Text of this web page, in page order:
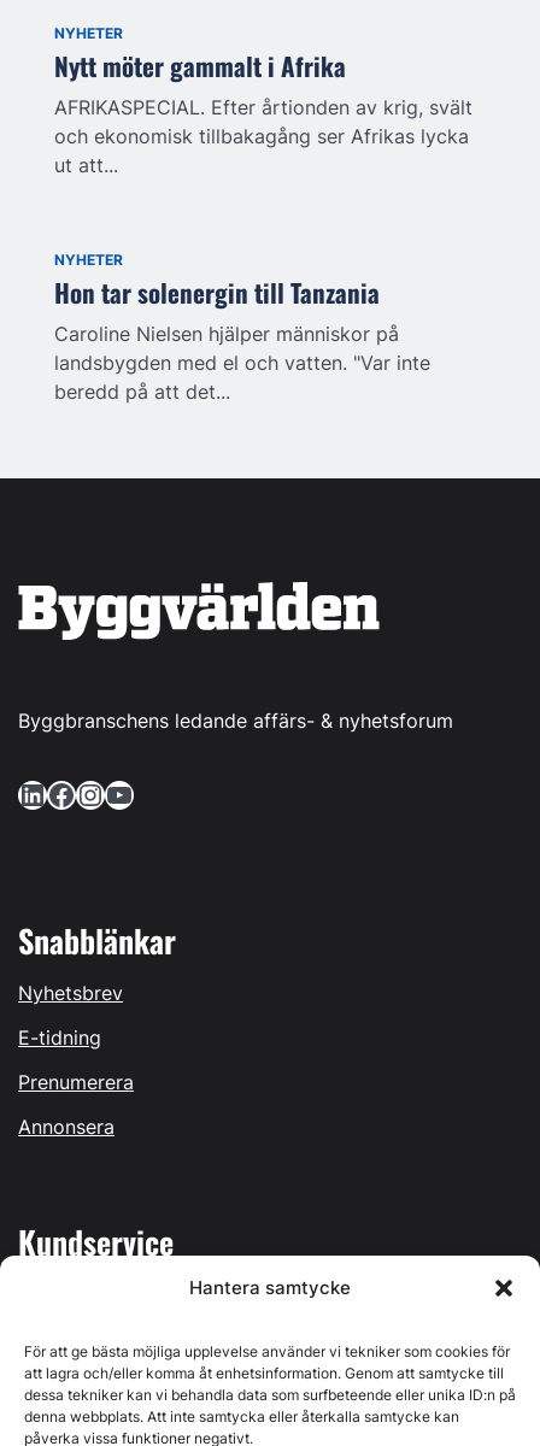
Hantera samtycke
För att ge bästa möjliga upplevelse använder vi tekniker som cookies för
att lagra och/eller komma åt enhetsinformation. Genom att samtycke till
dessa tekniker kan vi behandla data som surfbeteende eller unika ID:n på
denna webbplats. Att inte samtycka eller återkalla samtycke kan
påverka vissa funktioner negativt.
NYHETER
Nytt möter gammalt i Afrika
AFRIKASPECIAL. Efter årtionden av krig, svält
och ekonomisk tillbakagång ser Afrikas lycka
ut att...
NYHETER
Hon tar solenergin till Tanzania
Caroline Nielsen hjälper människor på
landsbygden med el och vatten. "Var inte
beredd på att det...
Byggbranschens ledande affärs- & nyhetsforum
LinkedIn Facebook InstagramYouTube
Snabblänkar
Nyhetsbrev
E-tidning
Prenumerera
Annonsera
Kundservice
Kontakta oss